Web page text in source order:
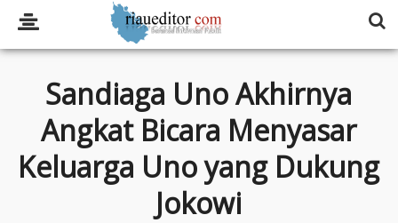
Sandiaga Uno Akhirnya
Angkat Bicara Menyasar
Keluarga Uno yang Dukung
Jokowi